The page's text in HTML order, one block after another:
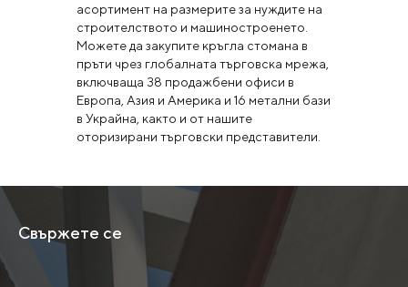
асортимент на размерите за нуждите на
строителството и машиностроенето.
Можете да закупите кръгла стомана в
пръти чрез глобалната търговска мрежа,
включваща 38 продажбени офиси в
Европа, Азия и Америка и 16 метални бази
в Украйна, както и от нашите
оторизирани търговски представители.
Свържете се